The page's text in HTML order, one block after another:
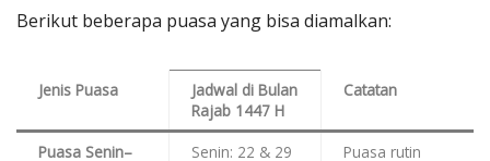
Berikut beberapa puasa yang bisa diamalkan:
Jenis Puasa
Jadwal di Bulan
Rajab 1447 H
Catatan
Puasa Senin–
Senin: 22 & 29
Puasa rutin